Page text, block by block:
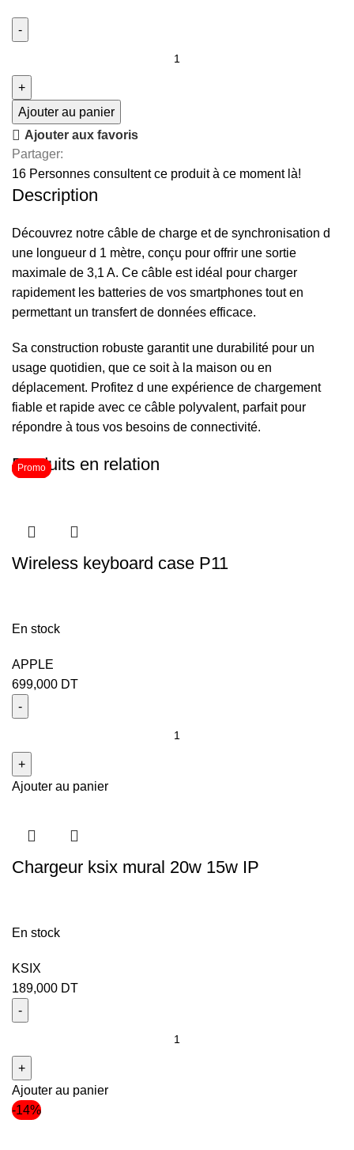
Ajouter au panier
Ajouter aux favoris
Partager:
16 Personnes consultent ce produit à ce moment là!
Description
Découvrez notre câble de charge et de synchronisation d
une longueur d 1 mètre, conçu pour offrir une sortie
maximale de 3,1 A. Ce câble est idéal pour charger
rapidement les batteries de vos smartphones tout en
permettant un transfert de données efficace.
Sa construction robuste garantit une durabilité pour un
usage quotidien, que ce soit à la maison ou en
déplacement. Profitez d une expérience de chargement
fiable et rapide avec ce câble polyvalent, parfait pour
répondre à tous vos besoins de connectivité.
Produits en relation
Wireless keyboard case P11
En stock
APPLE
699,000 DT
Ajouter au panier
Chargeur ksix mural 20w 15w IP
En stock
KSIX
189,000 DT
Ajouter au panier
-14%
Promo
Promo
Promo